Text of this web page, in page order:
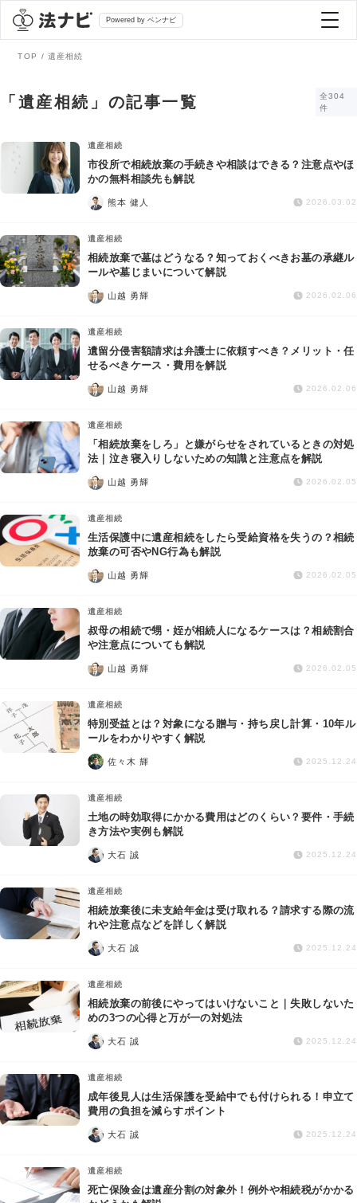
Powered by ベンナビ
全て
法律相談
債務整理
交通事故
労働問題
債権回収
IT・ネット
資金調達
企業法務
弁護士を探す
おすすめ弁護士診断
AI Search Premium
掲載をご検討の弁護士の方へ
TOP 遺産相続
「遺産相続」の記事一覧
全304
件
遺産相続
市役所で相続放棄の手続きや相談はできる？注意点やほ
かの無料相談先も解説
熊本 健人 2026.03.02
遺産相続
相続放棄で墓はどうなる？知っておくべきお墓の承継ル
ールや墓じまいについて解説
山越 勇輝 2026.02.06
遺産相続
遺留分侵害額請求は弁護士に依頼すべき？メリット・任
せるべきケース・費用を解説
山越 勇輝 2026.02.06
遺産相続
「相続放棄をしろ」と嫌がらせをされているときの対処
法｜泣き寝入りしないための知識と注意点を解説
山越 勇輝 2026.02.05
遺産相続
生活保護中に遺産相続をしたら受給資格を失うの？相続
放棄の可否やNG行為も解説
山越 勇輝 2026.02.05
遺産相続
叔母の相続で甥・姪が相続人になるケースは？相続割合
や注意点についても解説
山越 勇輝 2026.02.05
遺産相続
特別受益とは？対象になる贈与・持ち戻し計算・10年ル
ールをわかりやすく解説
佐々木 輝 2025.12.24
遺産相続
土地の時効取得にかかる費用はどのくらい？要件・手続
き方法や実例も解説
大石 誠 2025.12.24
遺産相続
相続放棄後に未支給年金は受け取れる？請求する際の流
れや注意点などを詳しく解説
大石 誠 2025.12.24
遺産相続
相続放棄の前後にやってはいけないこと｜失敗しないた
めの3つの心得と万が一の対処法
大石 誠 2025.12.24
遺産相続
成年後見人は生活保護を受給中でも付けられる！申立て
費用の負担を減らすポイント
大石 誠 2025.12.24
遺産相続
死亡保険金は遺産分割の対象外！例外や相続税がかかる